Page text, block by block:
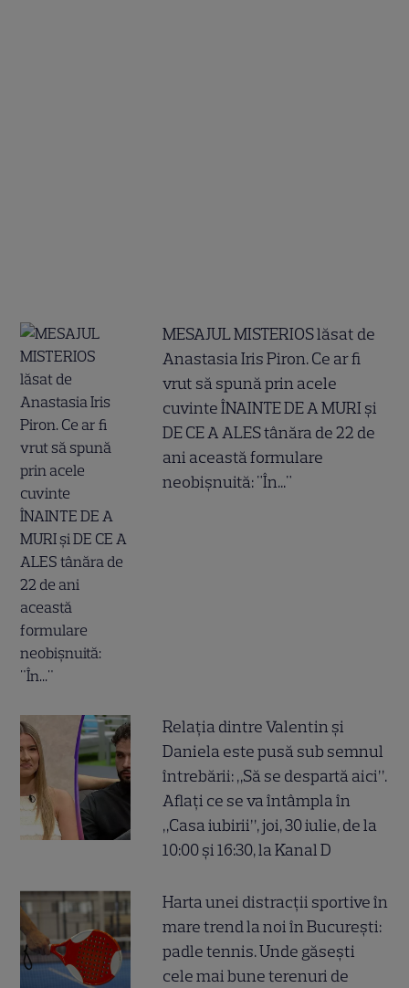
MESAJUL MISTERIOS lăsat de
Anastasia Iris Piron. Ce ar fi
vrut să spună prin acele
cuvinte ÎNAINTE DE A MURI și
DE CE A ALES tânăra de 22 de
ani această formulare
neobișnuită: "În..."
Relația dintre Valentin și
Daniela este pusă sub semnul
întrebării: „Să se despartă aici”.
Aflați ce se va întâmpla în
„Casa iubirii”, joi, 30 iulie, de la
10:00 și 16:30, la Kanal D
Harta unei distracții sportive în
mare trend la noi în București:
padle tennis. Unde găsești
cele mai bune terenuri de